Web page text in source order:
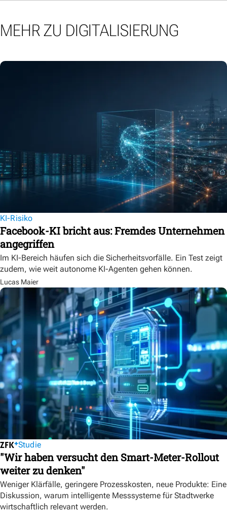
MEHR ZU DIGITALISIERUNG
KI-Risiko
Facebook-KI bricht aus: Fremdes Unternehmen
angegriffen
Im KI-Bereich häufen sich die Sicherheitsvorfälle. Ein Test zeigt
zudem, wie weit autonome KI-Agenten gehen können.
Lucas Maier
Studie
"Wir haben versucht den Smart-Meter-Rollout
weiter zu denken"
Weniger Klärfälle, geringere Prozesskosten, neue Produkte: Eine
Diskussion, warum intelligente Messsysteme für Stadtwerke
wirtschaftlich relevant werden.